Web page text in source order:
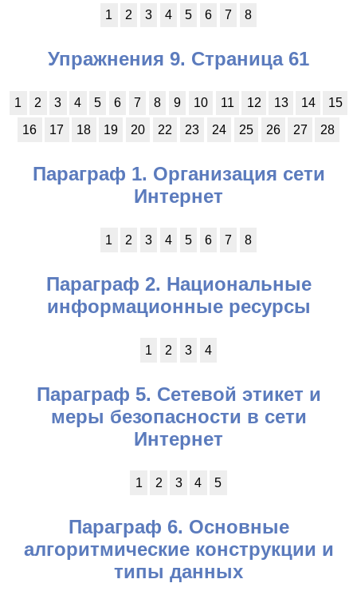
1 2 3 4 5 6 7 8
Упражнения 9. Страница 61
1 2 3 4 5 6 7 8 9 10 11 12 13 14
15
16
17 18 19 20 22 23 24 25 26 27 28
Параграф 1. Организация сети
Интернет
1 2 3 4 5 6 7 8
Параграф 2. Национальные
информационные ресурсы
1 2 3 4
Параграф 5. Сетевой этикет и
меры безопасности в сети
Интернет
1 2 3 4 5
Параграф 6. Основные
алгоритмические конструкции и
типы данных